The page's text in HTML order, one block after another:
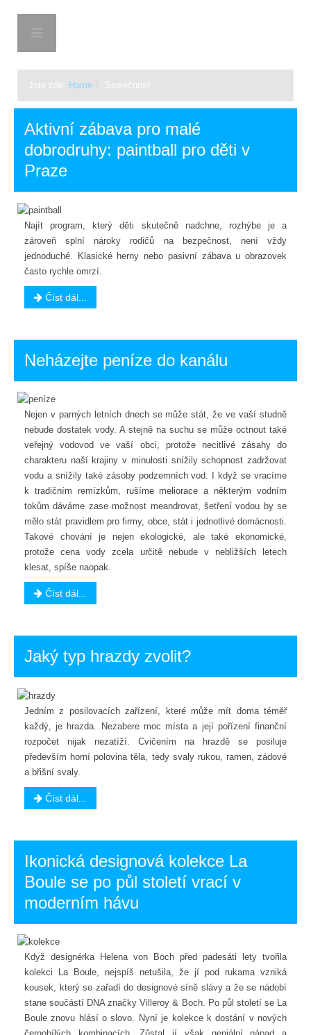
Jste zde: Home Společnost
Aktivní zábava pro malé
dobrodruhy: paintball pro děti v
Praze
Najít program, který děti skutečně nadchne, rozhýbe je a
zároveň splní nároky rodičů na bezpečnost, není vždy
jednoduché. Klasické herny nebo pasivní zábava u obrazovek
často rychle omrzí.
Číst dál...
Neházejte peníze do kanálu
Nejen v parných letních dnech se může stát, že ve vaší studně
nebude dostatek vody. A stejně na suchu se může octnout také
veřejný vodovod ve vaší obci, protože necitlivé zásahy do
charakteru naší krajiny v minulosti snížily schopnost zadržovat
vodu a snížily také zásoby podzemních vod. I když se vracíme
k tradičním remízkům, rušíme meliorace a některým vodním
tokům dáváme zase možnost meandrovat, šetření vodou by se
mělo stát pravidlem pro firmy, obce, stát i jednotlivé domácnosti.
Takové chování je nejen ekologické, ale také ekonomické,
protože cena vody zcela určitě nebude v nebližších letech
klesat, spíše naopak.
Číst dál...
Jaký typ hrazdy zvolit?
Jedním z posilovacích zařízení, které může mít doma téměř
každý, je hrazda. Nezabere moc místa a její pořízení finanční
rozpočet nijak nezatíží. Cvičením na hrazdě se posiluje
především horní polovina těla, tedy svaly rukou, ramen, zádové
a břišní svaly.
Číst dál...
Ikonická designová kolekce La
Boule se po půl století vrací v
moderním hávu
Když designérka Helena von Boch před padesáti lety tvořila
kolekci La Boule, nejspíš netušila, že jí pod rukama vzniká
kousek, který se zařadí do designové síně slávy a že se nádobí
stane součástí DNA značky Villeroy & Boch. Po půl století se La
Boule znovu hlásí o slovo. Nyní je kolekce k dostání v nových